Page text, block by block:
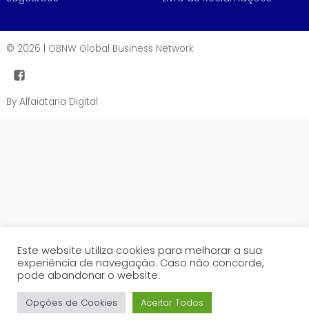
© 2026 | GBNW Global Business Network
By Alfaiataria Digital
Este website utiliza cookies para melhorar a sua
experiência de navegação. Caso não concorde,
pode abandonar o website.
Opções de Cookies Aceitar Todos